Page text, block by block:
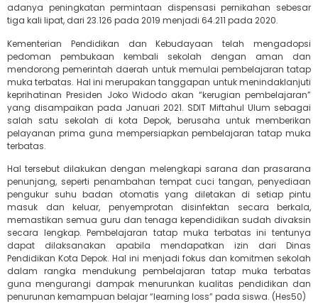
adanya peningkatan permintaan dispensasi pernikahan sebesar
tiga kali lipat, dari 23.126 pada 2019 menjadi 64.211 pada 2020.
Kementerian Pendidikan dan Kebudayaan telah mengadopsi
pedoman pembukaan kembali sekolah dengan aman dan
mendorong pemerintah daerah untuk memulai pembelajaran tatap
muka terbatas. Hal ini merupakan tanggapan untuk menindaklanjuti
keprihatinan Presiden Joko Widodo akan “kerugian pembelajaran”
yang disampaikan pada Januari 2021. SDIT Miftahul Ulum sebagai
salah satu sekolah di kota Depok, berusaha untuk memberikan
pelayanan prima guna mempersiapkan pembelajaran tatap muka
terbatas.
Hal tersebut dilakukan dengan melengkapi sarana dan prasarana
penunjang, seperti penambahan tempat cuci tangan, penyediaan
pengukur suhu badan otomatis yang diletakan di setiap pintu
masuk dan keluar, penyemprotan disinfektan secara berkala,
memastikan semua guru dan tenaga kependidikan sudah divaksin
secara lengkap. Pembelajaran tatap muka terbatas ini tentunya
dapat dilaksanakan apabila mendapatkan izin dari Dinas
Pendidikan Kota Depok. Hal ini menjadi fokus dan komitmen sekolah
dalam rangka mendukung pembelajaran tatap muka terbatas
guna mengurangi dampak menurunkan kualitas pendidikan dan
penurunan kemampuan belajar “learning loss” pada siswa. (Hes50)